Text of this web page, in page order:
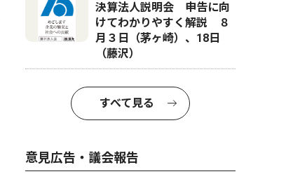
決算法人説明会 申告に向
けてわかりやすく解説 ８
月３日（茅ヶ崎）、18日
（藤沢）
すべて見る
意見広告・議会報告